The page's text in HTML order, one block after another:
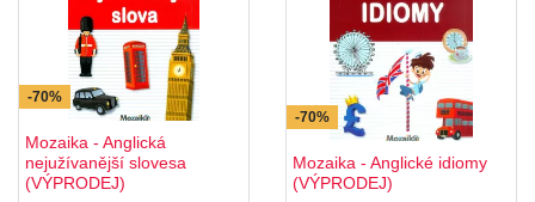
-70%
Mozaika - Anglická
nejužívanější slovesa
(VÝPRODEJ)
-70%
Mozaika - Anglické idiomy
(VÝPRODEJ)